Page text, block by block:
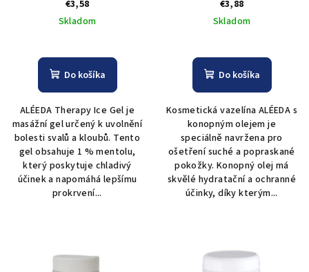
€3,58
Skladom
Do košíka
ALÉEDA Therapy Ice Gel je
masážní gel určený k uvolnění
bolesti svalů a kloubů. Tento
gel obsahuje 1 % mentolu,
který poskytuje chladivý
účinek a napomáhá lepšímu
prokrvení...
€3,88
Skladom
Do košíka
Kosmetická vazelína ALÉEDA s
konopným olejem je
speciálně navržena pro
ošetření suché a popraskané
pokožky. Konopný olej má
skvělé hydratační a ochranné
účinky, díky kterým...